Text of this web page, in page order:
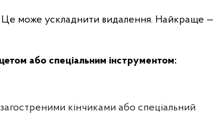
Це може ускладнити видалення. Найкраще —
або спеціальним інструментом:
кінчиками або спеціальний